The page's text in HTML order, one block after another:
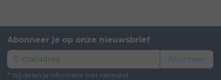
Abonneer je op onze nieuwsbrief
Abonneer
* Wij delen je informatie met niemand.